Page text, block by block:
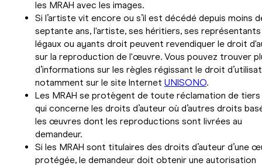
les MRAH avec les images.
Si l’artiste vit encore ou s’il est décédé depuis moins
septante ans, l'artiste, ses héritiers, ses représentants
légaux ou ayants droit peuvent revendiquer le droit
sur la reproduction de l'œuvre. Vous pouvez trouver
d’informations sur les règles régissant le droit
notamment sur le site Internet UNISONO.
Les MRAH se protègent de toute réclamation de tiers
qui concerne les droits d’auteur où d’autres droits
les œuvres dont les reproductions sont livrées au
demandeur.
Si les MRAH sont titulaires des droits d’auteur d’une
protégée, le demandeur doit obtenir une autorisation